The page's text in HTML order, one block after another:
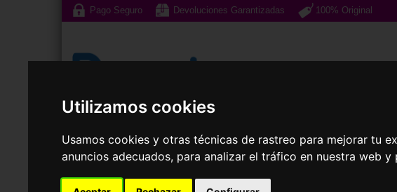
Utilizamos cookies
Usamos cookies y otras técnicas de rastreo para mejorar tu
anuncios adecuados, para analizar el tráfico en nuestra web
Pago Seguro Devoluciones Garantizadas 100% Original
Gafas de Sol Gafas